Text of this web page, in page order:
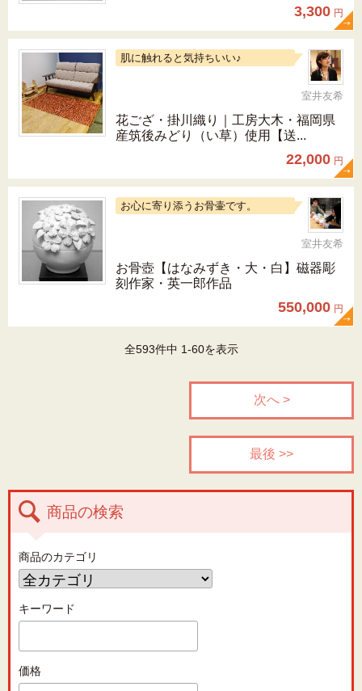
3,300 円
肌に触れると気持ちいい♪
室井友希
花ござ・掛川織り｜工房大木・福岡県
産筑後みどり（い草）使用【送...
22,000 円
お心に寄り添うお骨壷です。
室井友希
お骨壺【はなみずき・大・白】磁器彫
刻作家・英一郎作品
550,000 円
全593件中 1-60を表示
次へ >
最後 >>
商品の検索
商品のカテゴリ
キーワード
価格